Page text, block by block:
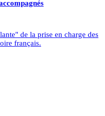
de la prise en charge des
français.